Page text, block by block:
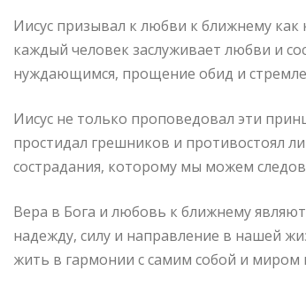
Иисус призывал к любви к ближнему
каждый человек заслуживает любви и
нуждающимся, прощение обид и
Иисус не только проповедовал эти
простидал грешников и противостоял
сострадания, которому мы можем
Вера в Бога и любовь к ближнему
надежду, силу и направление в нашей
жить в гармонии с самим собой и миром